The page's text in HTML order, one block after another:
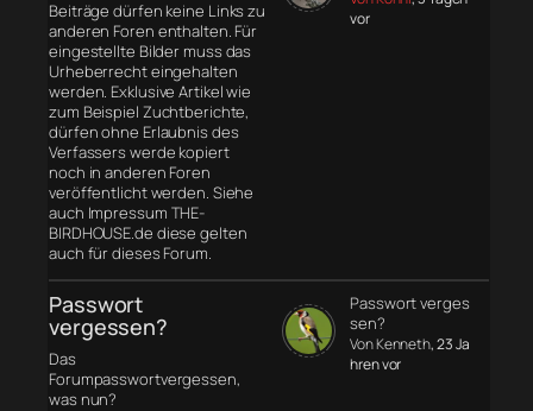
Beiträge dürfen keine Links zu
anderen Foren enthalten. Für
eingestellte Bilder muss das
Urheberrecht eingehalten
werden. Exklusive Artikel wie
zum Beispiel Zuchtberichte,
dürfen ohne Erlaubnis des
Verfassers werde kopiert
noch in anderen Foren
veröffentlicht werden. Siehe
auch Impressum THE-
BIRDHOUSE.de diese gelten
auch für dieses Forum.
vor
Passwort
vergessen?
Das
Forumpasswortvergessen,
was nun?
Passwort verges
sen?
Von Kenneth, 23 Ja
hren vor